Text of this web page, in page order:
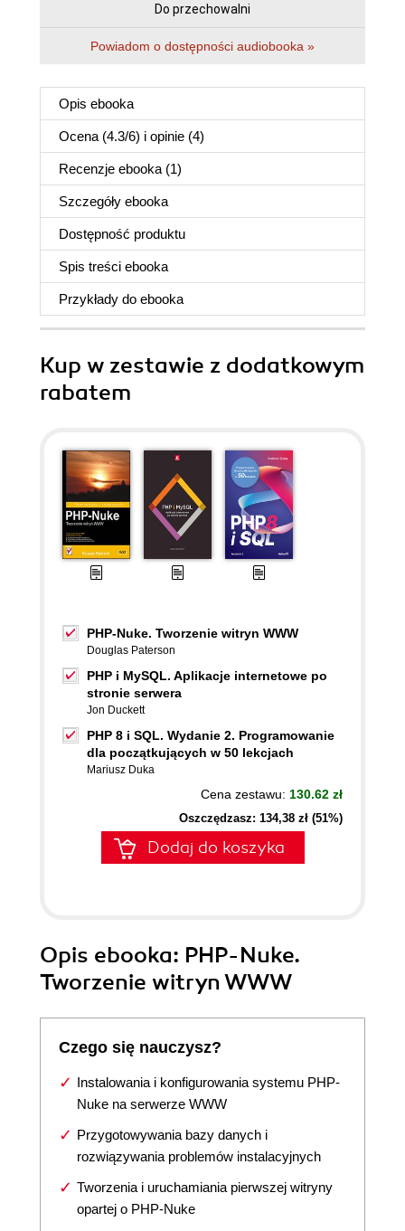
Do przechowalni
Powiadom o dostępności audiobooka »
Opis ebooka
Ocena (4.3/6) i opinie (4)
Recenzje ebooka (1)
Szczegóły ebooka
Dostępność produktu
Spis treści ebooka
Przykłady do ebooka
Kup w zestawie z dodatkowym
rabatem
PHP-Nuke. Tworzenie witryn WWW
Douglas Paterson
PHP i MySQL. Aplikacje internetowe po
stronie serwera
Jon Duckett
PHP 8 i SQL. Wydanie 2. Programowanie
dla początkujących w 50 lekcjach
Mariusz Duka
Cena zestawu: 130.62 zł
Oszczędzasz: 134,38 zł (51%)
Dodaj do koszyka
Opis ebooka: PHP-Nuke.
Tworzenie witryn WWW
Czego się nauczysz?
Instalowania i konfigurowania systemu PHP-
Nuke na serwerze WWW
Przygotowywania bazy danych i
rozwiązywania problemów instalacyjnych
Tworzenia i uruchamiania pierwszej witryny
opartej o PHP-Nuke